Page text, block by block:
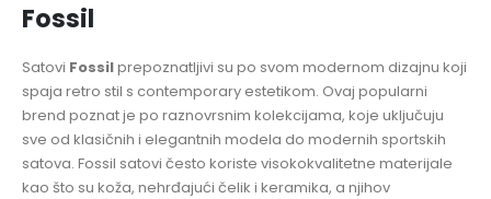
Fossil
Satovi Fossilprepoznatljivi su po svom modernom dizajnu koji
spaja retro stil s contemporary estetikom. Ovaj popularni
brend poznat je po raznovrsnim kolekcijama, koje uključuju
sve od klasičnih i elegantnih modela do modernih sportskih
satova. Fossil satovi često koriste visokokvalitetne materijale
kao što su koža, nehrđajući čelik i keramika, a njihov